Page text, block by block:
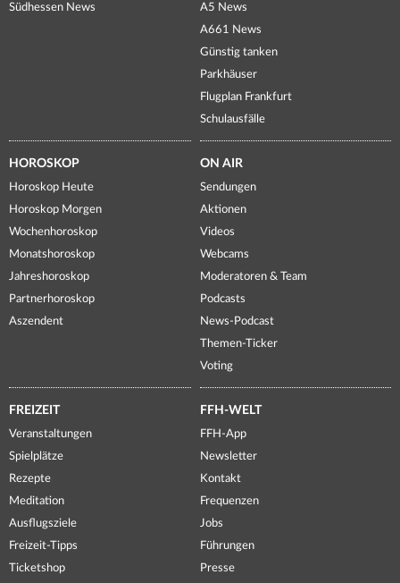
Südhessen News
A5 News
A661 News
Günstig tanken
Parkhäuser
Flugplan Frankfurt
Schulausfälle
HOROSKOP
Horoskop Heute
Horoskop Morgen
Wochenhoroskop
Monatshoroskop
Jahreshoroskop
Partnerhoroskop
Aszendent
ON AIR
Sendungen
Aktionen
Videos
Webcams
Moderatoren & Team
Podcasts
News-Podcast
Themen-Ticker
Voting
FREIZEIT
Veranstaltungen
Spielplätze
Rezepte
Meditation
Ausflugsziele
Freizeit-Tipps
Ticketshop
FFH-WELT
FFH-App
Newsletter
Kontakt
Frequenzen
Jobs
Führungen
Presse